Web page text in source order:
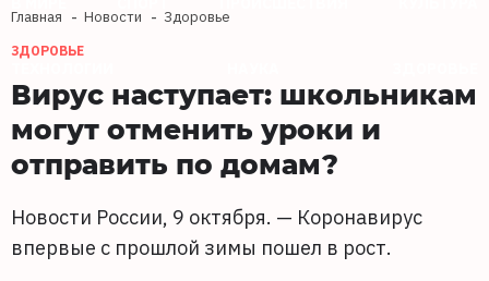
Главная Новости Здоровье
ЗДОРОВЬЕ
Вирус наступает: школьникам
могут отменить уроки и
отправить по домам?
Новости России, 9 октября. — Коронавирус
впервые с прошлой зимы пошел в рост.